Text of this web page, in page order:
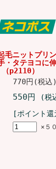
毛ニットプ
・タテヨコに
p2110）
770円(税込)
550円
(税
[ポイント
×５